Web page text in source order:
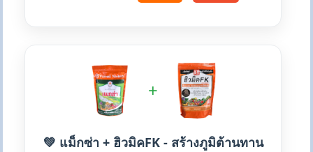
+
💚 แม็กซ่า + ฮิวมิคFK - สร้างภูมิต้านทาน